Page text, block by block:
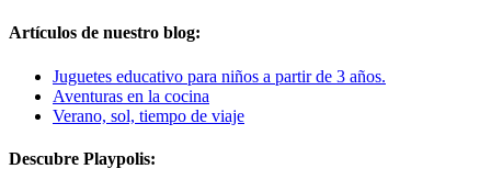
Artículos de nuestro blog:
Juguetes educativo para niños a partir de 3 años.
Aventuras en la cocina
Verano, sol, tiempo de viaje
Descubre Playpolis: